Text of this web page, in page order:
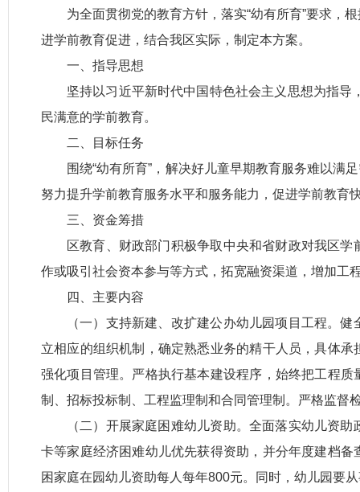
为全面贯彻党的教育方针，落实“幼有所育”要求，
进学前教育促进，结合我区实际，制定本方案。
一、指导思想
坚持以习近平新时代中国特色社会主义思想为指导
民满意的学前教育。
二、目标任务
围绕“幼有所育”，解决好儿童早期教育服务难以
努力提升学前教育服务水平和服务能力，促进学前教育
三、资金筹措
区教育、财政部门积极争取中央和省财政对我区
作或吸引社会资本参与等方式，拓宽融资渠道，增加工
四、主要内容
（一）支持新建、改扩建公办幼儿园项目工程。
立相应的组织机制，确定熟悉业务的精干人员，具体
强化项目管理。严格执行基本建设程序，始终把工程
制、招标投标制、工程监理制和合同管理制。严格监督
（二）开展家庭困难幼儿资助。全面落实幼儿资
卡等家庭经济困难幼儿优先获得资助，并分年度建档
困家庭在园幼儿资助每人每年800元。同时，幼儿园要